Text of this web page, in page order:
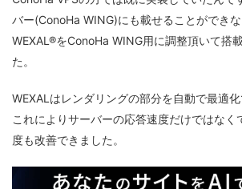
バー(ConoHa WING)にも載せることができな
WEXAL®をConoHa WING用に調整頂いて搭
た。
WEXALはレンダリングの部分を自動で最適化
これによりサーバーの応答速度だけではなく
度も改善できました。